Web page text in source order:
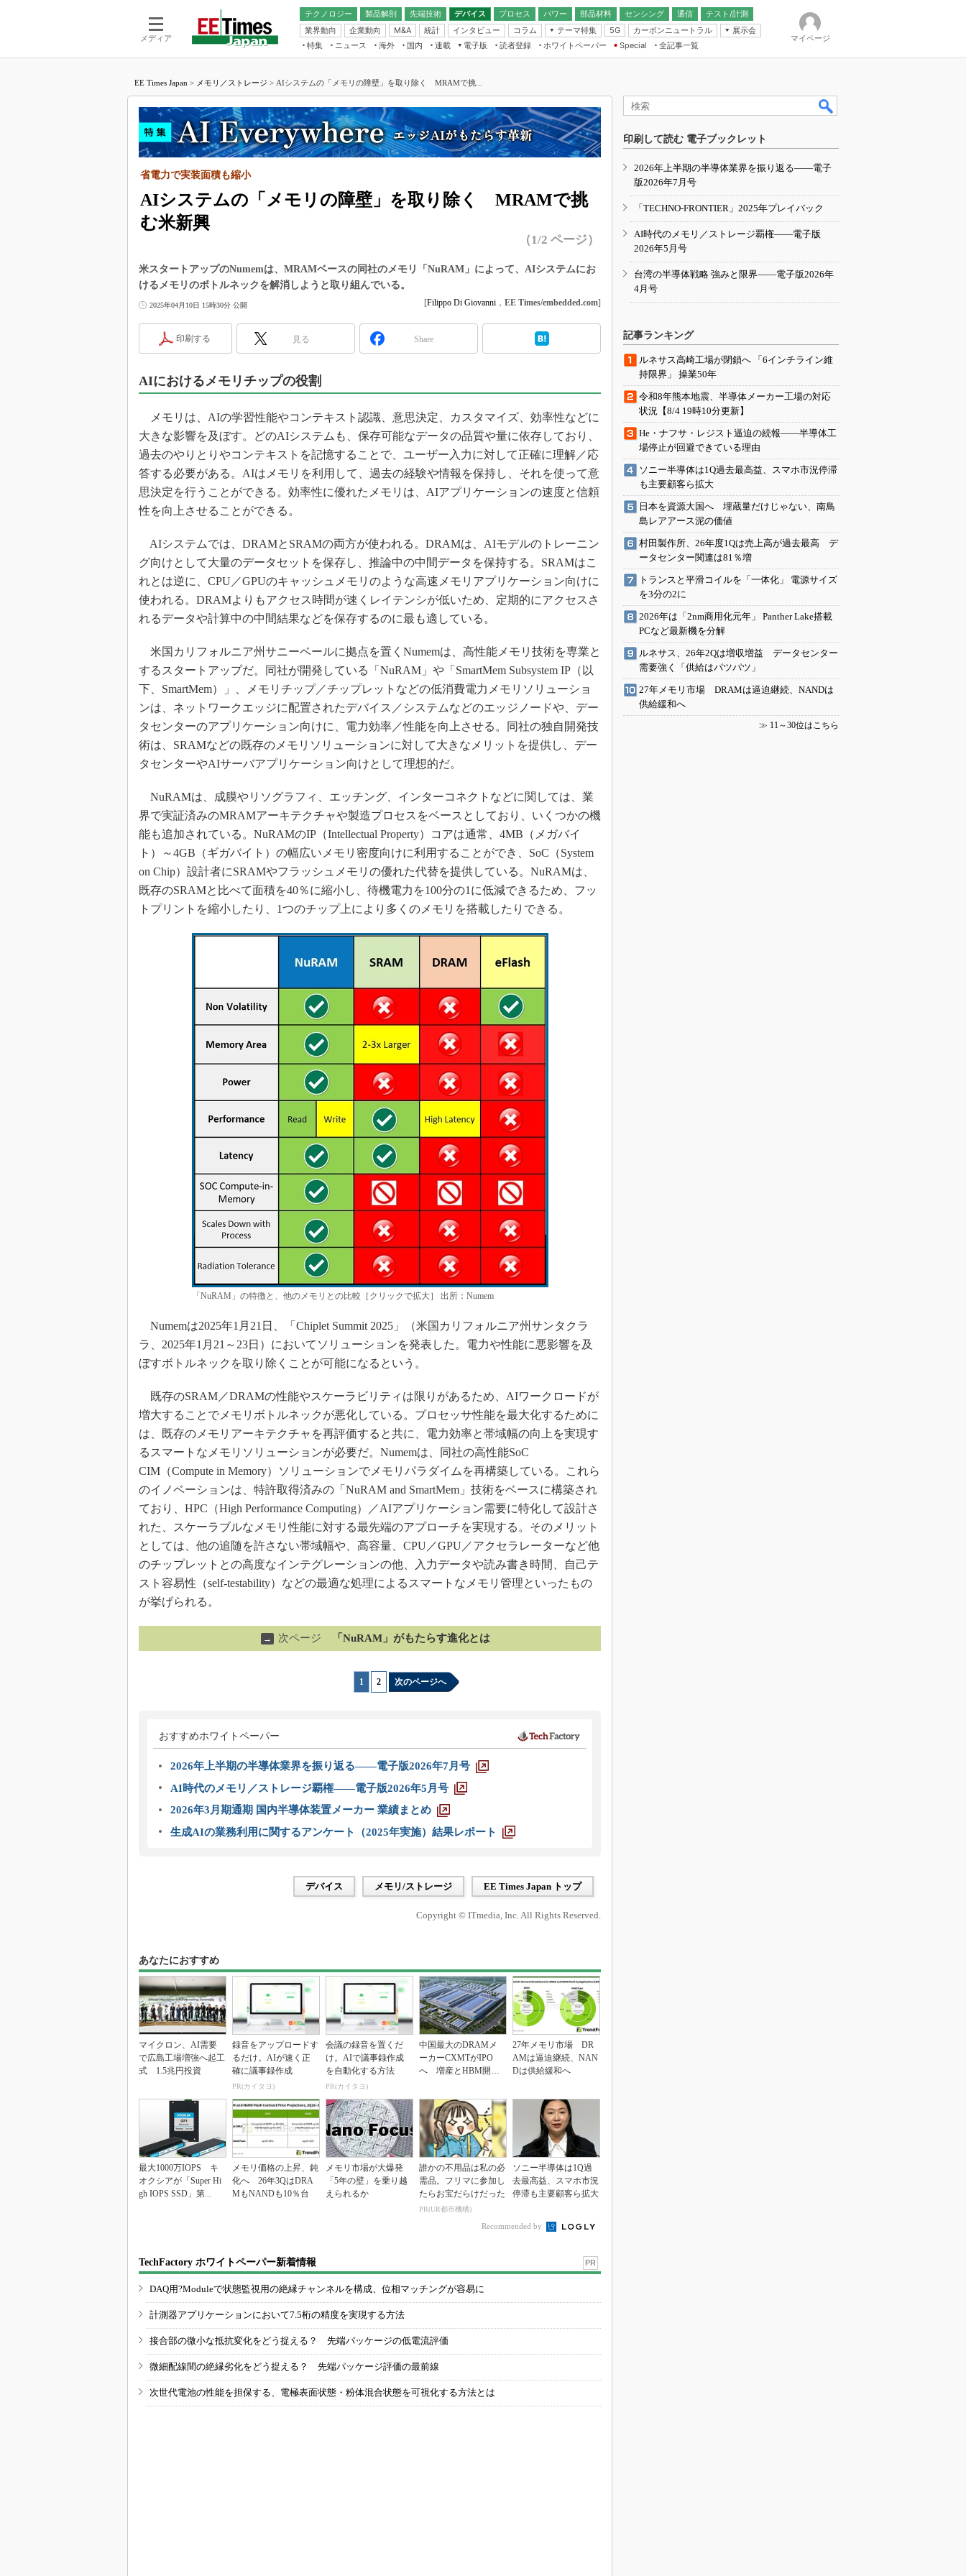
メディア
テクノロジー 製品解剖
先端技術
電池／エネルギー
デバイス
アナログ
マイコン
FPGA
プロセス パワー 部品材料 センシング
通信
無線
テスト/計測
業界動向
企業動向 M&A 統計 インタビュー コラム
テーマ特集
フィジカルAI
半導体後工程
読者調査（EE Times Research）
カーボンニュートラル
電源設計（EDN Japan）
5G カーボンニュートラル
展示会
IoT・エッジコンピューティング
EXPO
EdgeTech＋
TECHNO-FRONTIER
人とくるま展
特集 ニュース 海外 国内
連載
福田昭のデバイス通信
湯之上隆のナノフォーカス
大山聡の業界スコープ
大原雄介のエレ・組み込みプレイバ
学漂流記
この10年で起こったこと、次の10年
で起こること
光伝送技術を知る
“異端児エンジニア”が仕掛けた社内
イノベーションは日本を救うのか
「英語に愛されないエンジニア」の
ための新行動論
電子版
電子ブックレット
読者登録 ホワイトペーパー
Special
全記事一覧
マイページ
EE Times Japan > メモリ／ストレージ > AIシステムの「メモリの障壁」を取り除く MRAMで挑...
AIシステムの「メモリの障壁」を取り除く MRAMで挑
む米新興
省電力で実装面積も縮小
（1/2 ページ）
米スタートアップのNumemは、MRAMベースの同社のメモリ「NuRAM」によって、AIシステムにお
けるメモリのボトルネックを解消しようと取り組んでいる。
2025年04月10日 15時30分 公開 [Filippo Di Giovanni ， EE Times/embedded.com]
印刷する 見る Share
AIにおけるメモリチップの役割
メモリは、AIの学習性能やコンテキスト認識、意思決定、カスタマイズ、効率性などに
大きな影響を及ぼす。どのAIシステムも、保存可能なデータの品質や量に依存しており、
過去のやりとりやコンテキストを記憶することで、ユーザー入力に対して正確に理解／応
答する必要がある。AIはメモリを利用して、過去の経験や情報を保持し、それを使って意
思決定を行うことができる。効率性に優れたメモリは、AIアプリケーションの速度と信頼
性を向上させることができる。
AIシステムでは、DRAMとSRAMの両方が使われる。DRAMは、AIモデルのトレーニン
グ向けとして大量のデータセットを保存し、推論中の中間データを保持する。SRAMはこ
れとは逆に、CPU／GPUのキャッシュメモリのような高速メモリアプリケーション向けに
使われる。DRAMよりもアクセス時間が速くレイテンシが低いため、定期的にアクセスさ
れるデータや計算中の中間結果などを保存するのに最も適している。
米国カリフォルニア州サニーベールに拠点を置くNumemは、高性能メモリ技術を専業と
するスタートアップだ。同社が開発している「NuRAM」や「SmartMem Subsystem IP（以
下、SmartMem）」、メモリチップ／チップレットなどの低消費電力メモリソリューショ
ンは、ネットワークエッジに配置されたデバイス／システムなどのエッジノードや、デー
タセンターのアプリケーション向けに、電力効率／性能を向上させる。同社の独自開発技
術は、SRAMなどの既存のメモリソリューションに対して大きなメリットを提供し、デー
タセンターやAIサーバアプリケーション向けとして理想的だ。
NuRAMは、成膜やリソグラフィ、エッチング、インターコネクトなどに関しては、業
界で実証済みのMRAMアーキテクチャや製造プロセスをベースとしており、いくつかの機
能も追加されている。NuRAMのIP（Intellectual Property）コアは通常、4MB（メガバイ
ト）～4GB（ギガバイト）の幅広いメモリ密度向けに利用することができ、SoC（System
on Chip）設計者にSRAMやフラッシュメモリの優れた代替を提供している。NuRAMは、
既存のSRAMと比べて面積を40％に縮小し、待機電力を100分の1に低減できるため、フッ
トプリントを縮小したり、1つのチップ上により多くのメモリを搭載したりできる。
「NuRAM」の特徴と、他のメモリとの比較［クリックで拡大］ 出所：Numem
Numemは2025年1月21日、「Chiplet Summit 2025」（米国カリフォルニア州サンタクラ
ラ、2025年1月21～23日）においてソリューションを発表した。電力や性能に悪影響を及
ぼすボトルネックを取り除くことが可能になるという。
既存のSRAM／DRAMの性能やスケーラビリティは限りがあるため、AIワークロードが
増大することでメモリボトルネックが悪化している。プロセッサ性能を最大化するために
は、既存のメモリアーキテクチャを再評価すると共に、電力効率と帯域幅の向上を実現す
るスマートなメモリソリューションが必要だ。Numemは、同社の高性能SoC
CIM（Compute in Memory）ソリューションでメモリパラダイムを再構築している。これら
のイノベーションは、特許取得済みの「NuRAM and SmartMem」技術をベースに構築され
ており、HPC（High Performance Computing）／AIアプリケーション需要に特化して設計さ
れた、スケーラブルなメモリ性能に対する最先端のアプローチを実現する。そのメリット
としては、他の追随を許さない帯域幅や、高容量、CPU／GPU／アクセラレーターなど他
のチップレットとの高度なインテグレーションの他、入力データや読み書き時間、自己テ
スト容易性（self-testability）などの最適な処理によるスマートなメモリ管理といったもの
が挙げられる。
→ 次ページ 「NuRAM」がもたらす進化とは
1 2 次のページへ
おすすめホワイトペーパー
2026年上半期の半導体業界を振り返る――電子版2026年7月号
AI時代のメモリ／ストレージ覇権――電子版2026年5月号
2026年3月期通期 国内半導体装置メーカー 業績まとめ
生成AIの業務利用に関するアンケート（2025年実施）結果レポート
デバイス メモリ/ストレージ EE Times Japan トップ
Copyright © ITmedia, Inc. All Rights Reserved.
あなたにおすすめ
マイクロン、AI需要
で広島工場増強へ起工
式 1.5兆円投資
録音をアップロードす
るだけ。AIが速く正
確に議事録作成
PR(カイタヨ)
会議の録音を置くだ
け。AIで議事録作成
を自動化する方法
PR(カイタヨ)
中国最大のDRAMメ
ーカーCXMTがIPO
へ 増産とHBM開発
27年メモリ市場 DR
AMは逼迫継続、NAN
Dは供給緩和へ
最大1000万IOPS キ
オクシアが「Super Hi
gh IOPS SSD」第...
メモリ価格の上昇、鈍
化へ 26年3QはDRA
MもNANDも10％台
メモリ市場が大爆発
「5年の壁」を乗り越
えられるか
誰かの不用品は私の必
需品。フリマに参加し
たらお宝だらけだった
PR(UR都市機構)
ソニー半導体は1Q過
去最高益、スマホ市況
停滞も主要顧客ら拡大
Recommended by
TechFactory ホワイトペーパー新着情報 PR
DAQ用?Moduleで状態監視用の絶縁チャンネルを構成、位相マッチングが容易に
計測器アプリケーションにおいて7.5桁の精度を実現する方法
接合部の微小な抵抗変化をどう捉える？ 先端パッケージの低電流評価
微細配線間の絶縁劣化をどう捉える？ 先端パッケージ評価の最前線
次世代電池の性能を担保する、電極表面状態・粉体混合状態を可視化する方法とは
印刷して読む 電子ブックレット
2026年上半期の半導体業界を振り返る――電子
版2026年7月号
「TECHNO-FRONTIER」2025年プレイバック
AI時代のメモリ／ストレージ覇権――電子版
2026年5月号
台湾の半導体戦略 強みと限界――電子版2026年
4月号
記事ランキング
ルネサス高崎工場が閉鎖へ 「6インチライン維
持限界」 操業50年
令和8年熊本地震、半導体メーカー工場の対応
状況【8/4 19時10分更新】
He・ナフサ・レジスト逼迫の続報――半導体工
場停止が回避できている理由
ソニー半導体は1Q過去最高益、スマホ市況停滞
も主要顧客ら拡大
日本を資源大国へ 埋蔵量だけじゃない、南鳥
島レアアース泥の価値
村田製作所、26年度1Qは売上高が過去最高 デ
ータセンター関連は81％増
トランスと平滑コイルを「一体化」 電源サイズ
を3分の2に
2026年は「2nm商用化元年」 Panther Lake搭載
PCなど最新機を分解
ルネサス、26年2Qは増収増益 データセンター
需要強く「供給はパツパツ」
27年メモリ市場 DRAMは逼迫継続、NANDは
供給緩和へ
≫ 11～30位はこちら